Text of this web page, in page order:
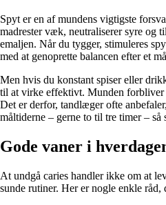
Spyt er en af mundens vigtigste
madrester væk, neutraliserer syre og
emaljen. Når du tygger, stimuleres
med at genoprette balancen efter et
Men hvis du konstant spiser eller
til at virke effektivt. Munden forbliver
Det er derfor, tandlæger ofte
måltiderne – gerne to til tre timer – så
Gode vaner i
At undgå caries handler ikke om at
sunde rutiner. Her er nogle enkle råd,